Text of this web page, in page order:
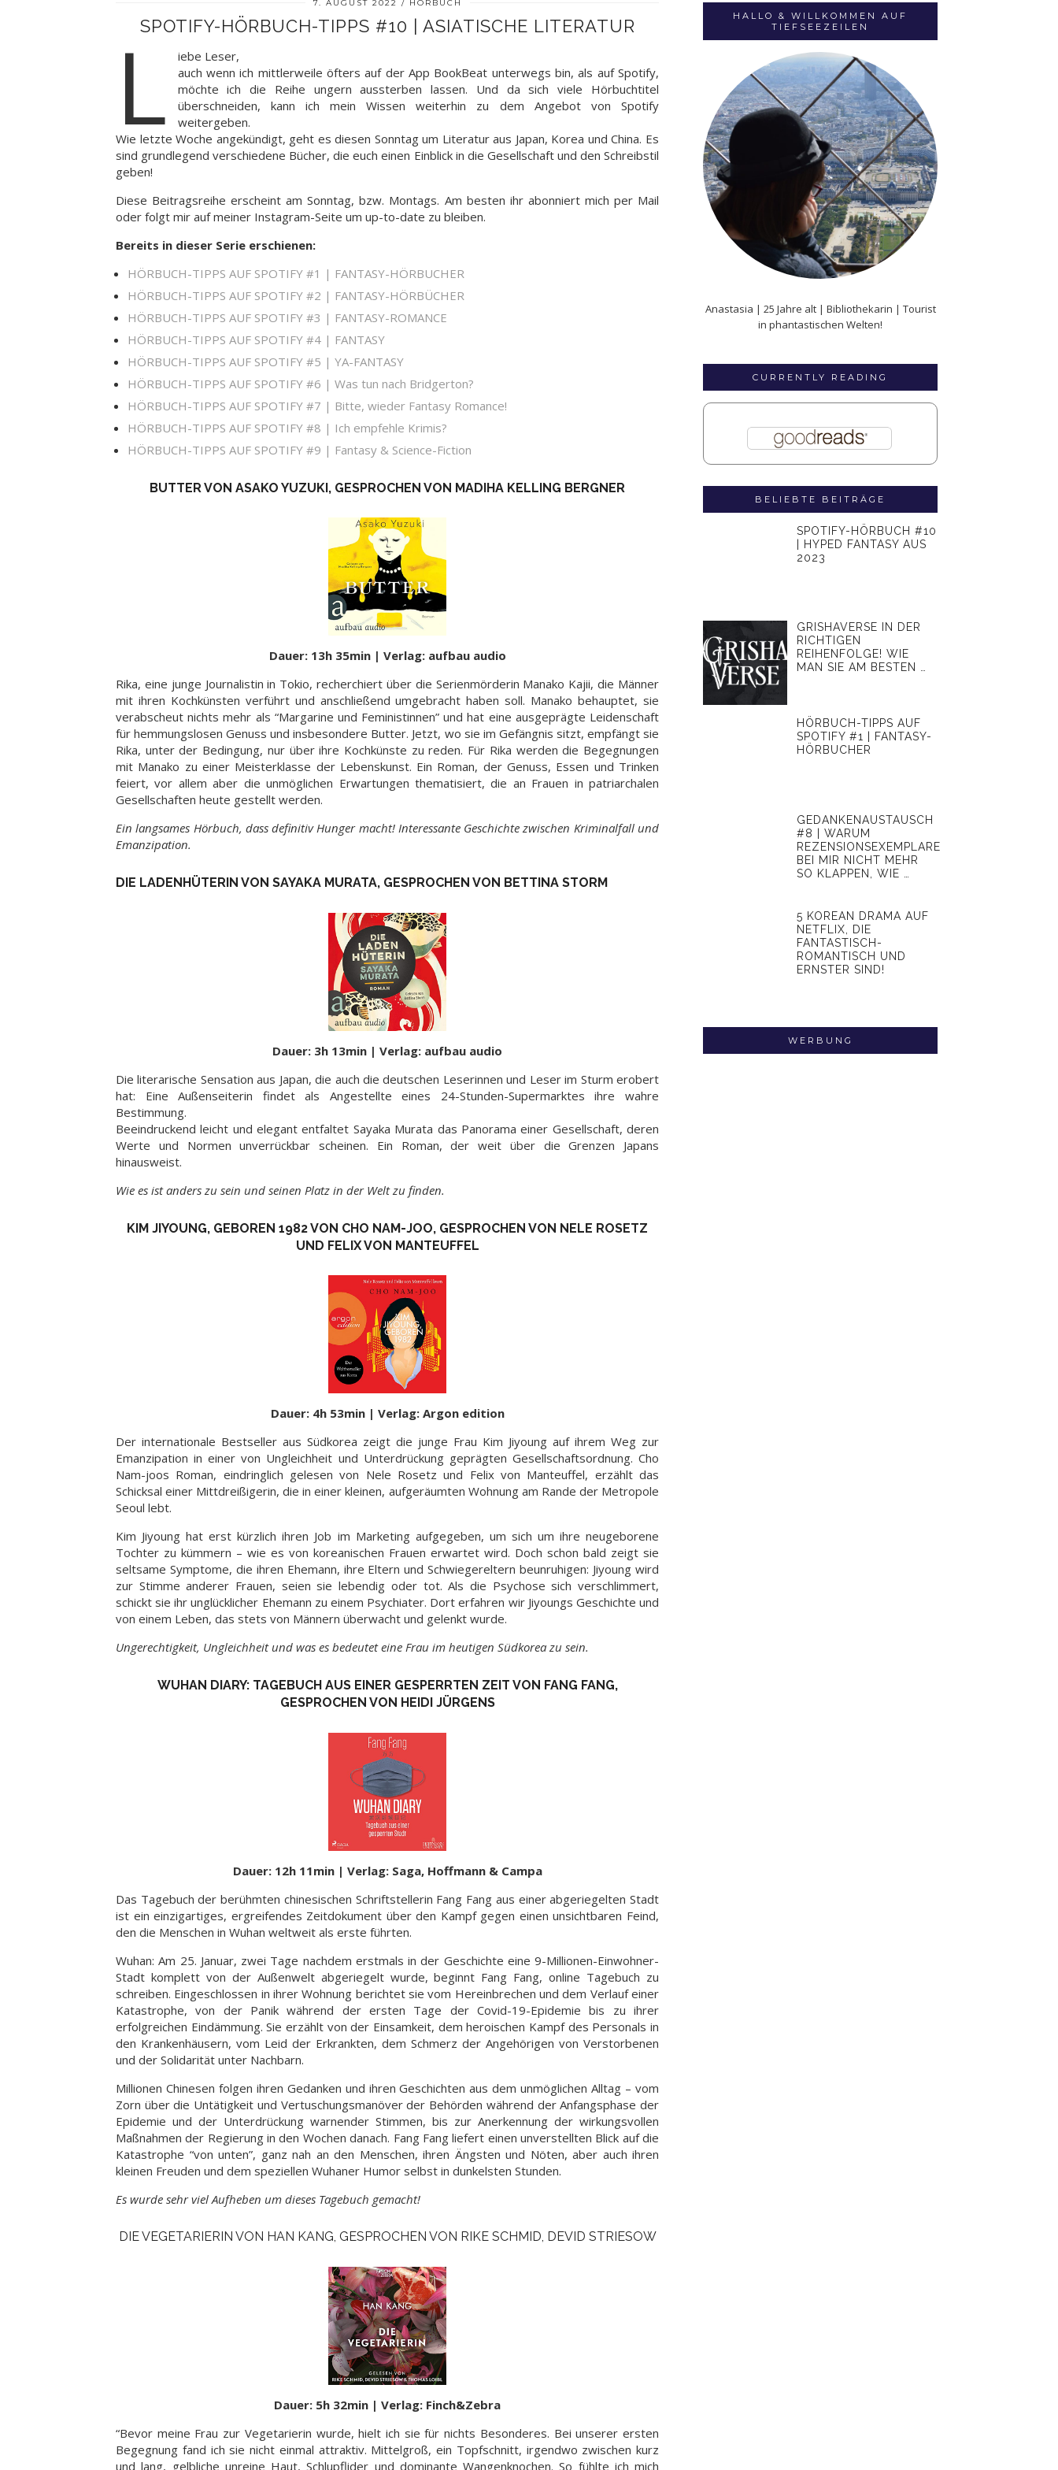
7. AUGUST 2022 HÖRBUCH
SPOTIFY-HÖRBUCH-TIPPS #10 | ASIATISCHE LITERATUR
L
iebe Leser,
auch wenn ich mittlerweile öfters auf der App BookBeat unterwegs bin, als auf Spotify,
möchte ich die Reihe ungern aussterben lassen. Und da sich viele Hörbuchtitel
überschneiden, kann ich mein Wissen weiterhin zu dem Angebot von Spotify
weitergeben.
Wie letzte Woche angekündigt, geht es diesen Sonntag um Literatur aus Japan, Korea und China. Es
sind grundlegend verschiedene Bücher, die euch einen Einblick in die Gesellschaft und den Schreibstil
geben!
Diese Beitragsreihe erscheint am Sonntag, bzw. Montags. Am besten ihr abonniert mich per Mail
oder folgt mir auf meiner Instagram-Seite um up-to-date zu bleiben.
Bereits in dieser Serie erschienen:
HÖRBUCH-TIPPS AUF SPOTIFY #1 | FANTASY-HÖRBUCHER
HÖRBUCH-TIPPS AUF SPOTIFY #2 | FANTASY-HÖRBÜCHER
HÖRBUCH-TIPPS AUF SPOTIFY #3 | FANTASY-ROMANCE
HÖRBUCH-TIPPS AUF SPOTIFY #4 | FANTASY
HÖRBUCH-TIPPS AUF SPOTIFY #5 | YA-FANTASY
HÖRBUCH-TIPPS AUF SPOTIFY #6 | Was tun nach Bridgerton?
HÖRBUCH-TIPPS AUF SPOTIFY #7 | Bitte, wieder Fantasy Romance!
HÖRBUCH-TIPPS AUF SPOTIFY #8 | Ich empfehle Krimis?
HÖRBUCH-TIPPS AUF SPOTIFY #9 | Fantasy & Science-Fiction
BUTTER VON ASAKO YUZUKI, GESPROCHEN VON MADIHA KELLING BERGNER
Dauer: 13h 35min | Verlag: aufbau audio
Rika, eine junge Journalistin in Tokio, recherchiert über die Serienmörderin Manako Kajii, die Männer
mit ihren Kochkünsten verführt und anschließend umgebracht haben soll. Manako behauptet, sie
verabscheut nichts mehr als “Margarine und Feministinnen” und hat eine ausgeprägte Leidenschaft
für hemmungslosen Genuss und insbesondere Butter. Jetzt, wo sie im Gefängnis sitzt, empfängt sie
Rika, unter der Bedingung, nur über ihre Kochkünste zu reden. Für Rika werden die Begegnungen
mit Manako zu einer Meisterklasse der Lebenskunst. Ein Roman, der Genuss, Essen und Trinken
feiert, vor allem aber die unmöglichen Erwartungen thematisiert, die an Frauen in patriarchalen
Gesellschaften heute gestellt werden.
Ein langsames Hörbuch, dass definitiv Hunger macht! Interessante Geschichte zwischen Kriminalfall und
Emanzipation.
DIE LADENHÜTERIN VON SAYAKA MURATA, GESPROCHEN VON BETTINA STORM
Dauer: 3h 13min | Verlag: aufbau audio
Die literarische Sensation aus Japan, die auch die deutschen Leserinnen und Leser im Sturm erobert
hat: Eine Außenseiterin findet als Angestellte eines 24-Stunden-Supermarktes ihre wahre
Bestimmung.
Beeindruckend leicht und elegant entfaltet Sayaka Murata das Panorama einer Gesellschaft, deren
Werte und Normen unverrückbar scheinen. Ein Roman, der weit über die Grenzen Japans
hinausweist.
Wie es ist anders zu sein und seinen Platz in der Welt zu finden.
KIM JIYOUNG, GEBOREN 1982 VON CHO NAM-JOO, GESPROCHEN VON NELE ROSETZ
UND FELIX VON MANTEUFFEL
Dauer: 4h 53min | Verlag: Argon edition
Der internationale Bestseller aus Südkorea zeigt die junge Frau Kim Jiyoung auf ihrem Weg zur
Emanzipation in einer von Ungleichheit und Unterdrückung geprägten Gesellschaftsordnung. Cho
Nam-joos Roman, eindringlich gelesen von Nele Rosetz und Felix von Manteuffel, erzählt das
Schicksal einer Mittdreißigerin, die in einer kleinen, aufgeräumten Wohnung am Rande der Metropole
Seoul lebt.
Kim Jiyoung hat erst kürzlich ihren Job im Marketing aufgegeben, um sich um ihre neugeborene
Tochter zu kümmern – wie es von koreanischen Frauen erwartet wird. Doch schon bald zeigt sie
seltsame Symptome, die ihren Ehemann, ihre Eltern und Schwiegereltern beunruhigen: Jiyoung wird
zur Stimme anderer Frauen, seien sie lebendig oder tot. Als die Psychose sich verschlimmert,
schickt sie ihr unglücklicher Ehemann zu einem Psychiater. Dort erfahren wir Jiyoungs Geschichte und
von einem Leben, das stets von Männern überwacht und gelenkt wurde.
Ungerechtigkeit, Ungleichheit und was es bedeutet eine Frau im heutigen Südkorea zu sein.
WUHAN DIARY: TAGEBUCH AUS EINER GESPERRTEN ZEIT VON FANG FANG,
GESPROCHEN VON HEIDI JÜRGENS
Dauer: 12h 11min | Verlag: Saga, Hoffmann & Campa
Das Tagebuch der berühmten chinesischen Schriftstellerin Fang Fang aus einer abgeriegelten Stadt
ist ein einzigartiges, ergreifendes Zeitdokument über den Kampf gegen einen unsichtbaren Feind,
den die Menschen in Wuhan weltweit als erste führten.
Wuhan: Am 25. Januar, zwei Tage nachdem erstmals in der Geschichte eine 9-Millionen-Einwohner-
Stadt komplett von der Außenwelt abgeriegelt wurde, beginnt Fang Fang, online Tagebuch zu
schreiben. Eingeschlossen in ihrer Wohnung berichtet sie vom Hereinbrechen und dem Verlauf einer
Katastrophe, von der Panik während der ersten Tage der Covid-19-Epidemie bis zu ihrer
erfolgreichen Eindämmung. Sie erzählt von der Einsamkeit, dem heroischen Kampf des Personals in
den Krankenhäusern, vom Leid der Erkrankten, dem Schmerz der Angehörigen von Verstorbenen
und der Solidarität unter Nachbarn.
Millionen Chinesen folgen ihren Gedanken und ihren Geschichten aus dem unmöglichen Alltag – vom
Zorn über die Untätigkeit und Vertuschungsmanöver der Behörden während der Anfangsphase der
Epidemie und der Unterdrückung warnender Stimmen, bis zur Anerkennung der wirkungsvollen
Maßnahmen der Regierung in den Wochen danach. Fang Fang liefert einen unverstellten Blick auf die
Katastrophe “von unten”, ganz nah an den Menschen, ihren Ängsten und Nöten, aber auch ihren
kleinen Freuden und dem speziellen Wuhaner Humor selbst in dunkelsten Stunden.
Es wurde sehr viel Aufheben um dieses Tagebuch gemacht!
DIE VEGETARIERIN VON HAN KANG, GESPROCHEN VON RIKE SCHMID, DEVID STRIESOW
Dauer: 5h 32min | Verlag: Finch&Zebra
“Bevor meine Frau zur Vegetarierin wurde, hielt ich sie für nichts Besonderes. Bei unserer ersten
Begegnung fand ich sie nicht einmal attraktiv. Mittelgroß, ein Topfschnitt, irgendwo zwischen kurz
und lang, gelbliche unreine Haut, Schlupflider und dominante Wangenknochen. So fühlte ich mich
HALLO & WILLKOMMEN AUF
TIEFSEEZEILEN
Anastasia | 25 Jahre alt | Bibliothekarin | Tourist
in phantastischen Welten!
CURRENTLY READING
BELIEBTE BEITRÄGE
SPOTIFY-HÖRBUCH #10
| HYPED FANTASY AUS
2023
GRISHAVERSE IN DER
RICHTIGEN
REIHENFOLGE! WIE
MAN SIE AM BESTEN …
HÖRBUCH-TIPPS AUF
SPOTIFY #1 | FANTASY-
HÖRBUCHER
GEDANKENAUSTAUSCH
#8 | WARUM
REZENSIONSEXEMPLARE
BEI MIR NICHT MEHR
SO KLAPPEN, WIE …
5 KOREAN DRAMA AUF
NETFLIX, DIE
FANTASTISCH-
ROMANTISCH UND
ERNSTER SIND!
WERBUNG